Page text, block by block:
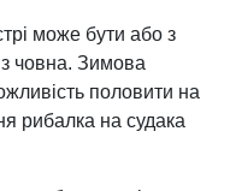
може бути або з
з човна. Зимова
половити на
рибалка на судака